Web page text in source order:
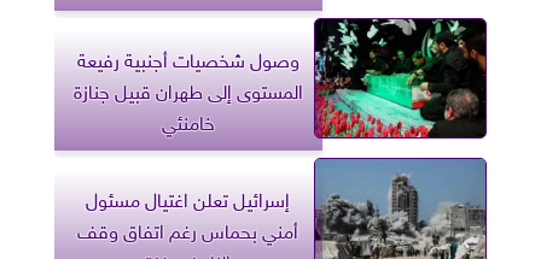
وصول شخصيات أجنبية رفيعة
المستوى إلى طهران قبيل جنازة
خامنئي
إسرائيل تعلن اغتيال مسئول
أمني بحماس رغم اتفاق وقف